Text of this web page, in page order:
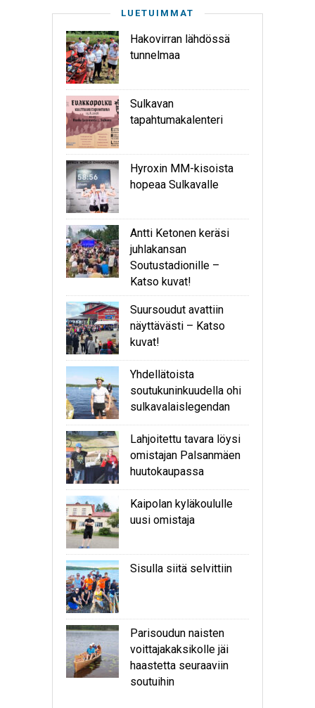
LUETUIMMAT
Hakovirran lähdössä
tunnelmaa
Sulkavan
tapahtumakalenteri
Hyroxin MM-kisoista
hopeaa Sulkavalle
Antti Ketonen keräsi
juhlakansan
Soutustadionille –
Katso kuvat!
Suursoudut avattiin
näyttävästi – Katso
kuvat!
Yhdellätoista
soutukuninkuudella ohi
sulkavalaislegendan
Lahjoitettu tavara löysi
omistajan Palsanmäen
huutokaupassa
Kaipolan kyläkoululle
uusi omistaja
Sisulla siitä selvittiin
Parisoudun naisten
voittajakaksikolle jäi
haastetta seuraaviin
soutuihin